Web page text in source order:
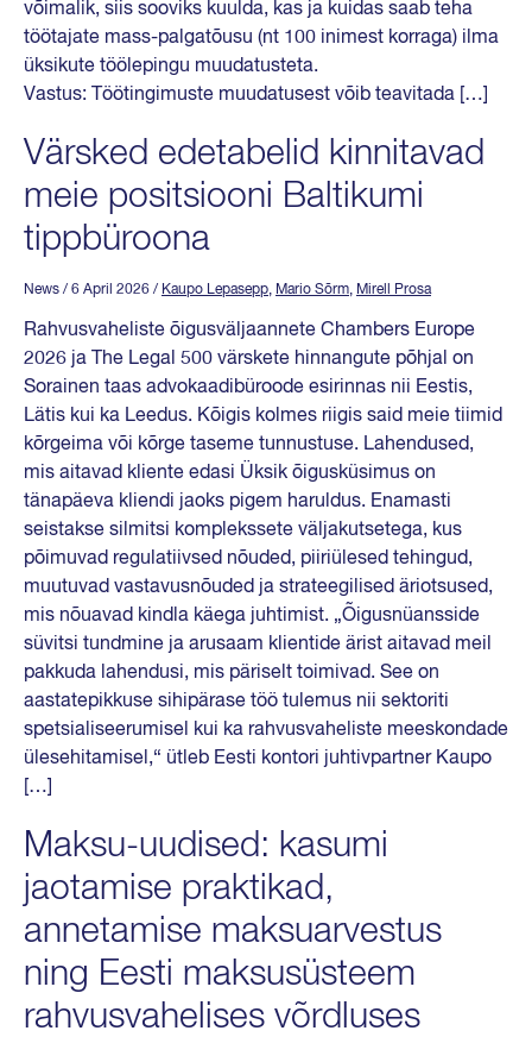
võimalik, siis sooviks kuulda, kas ja kuidas saab teha
töötajate mass-palgatõusu (nt 100 inimest korraga) ilma
üksikute töölepingu muudatusteta.
Vastus: Töötingimuste muudatusest võib teavitada […]
Värsked edetabelid kinnitavad
meie positsiooni Baltikumi
tippbüroona
News / 6 April 2026 / Kaupo Lepasepp, Mario Sõrm, Mirell Prosa
Rahvusvaheliste õigusväljaannete Chambers Europe
2026 ja The Legal 500 värskete hinnangute põhjal on
Sorainen taas advokaadibüroode esirinnas nii Eestis,
Lätis kui ka Leedus. Kõigis kolmes riigis said meie tiimid
kõrgeima või kõrge taseme tunnustuse. Lahendused,
mis aitavad kliente edasi Üksik õigusküsimus on
tänapäeva kliendi jaoks pigem haruldus. Enamasti
seistakse silmitsi komplekssete väljakutsetega, kus
põimuvad regulatiivsed nõuded, piiriülesed tehingud,
muutuvad vastavusnõuded ja strateegilised äriotsused,
mis nõuavad kindla käega juhtimist. „Õigusnüansside
süvitsi tundmine ja arusaam klientide ärist aitavad meil
pakkuda lahendusi, mis päriselt toimivad. See on
aastatepikkuse sihipärase töö tulemus nii sektoriti
spetsialiseerumisel kui ka rahvusvaheliste meeskondade
ülesehitamisel,“ ütleb Eesti kontori juhtivpartner Kaupo
[…]
Maksu-uudised: kasumi
jaotamise praktikad,
annetamise maksuarvestus
ning Eesti maksusüsteem
rahvusvahelises võrdluses